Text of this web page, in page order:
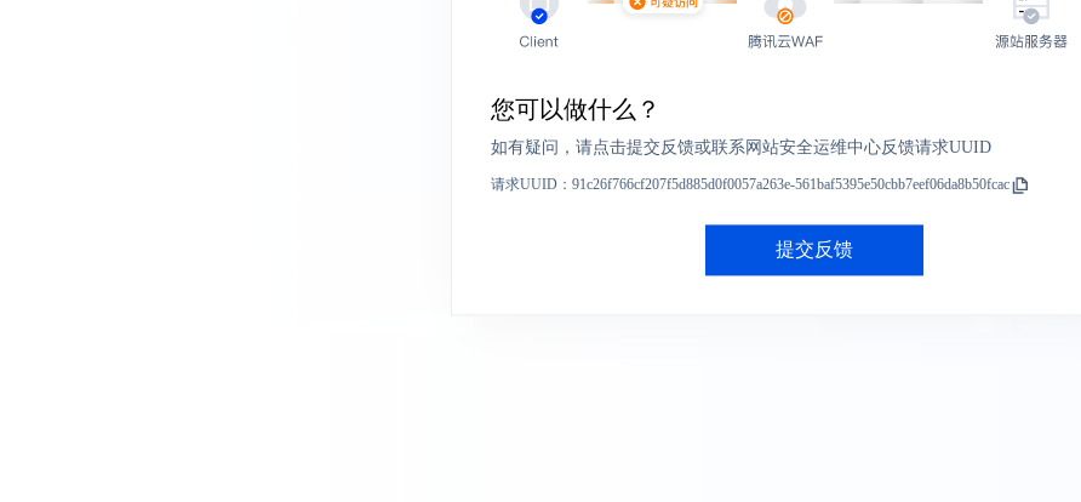
您可以做什么？
如有疑问，请点击提交反馈或联系网站安全运维中心反馈请求UUID
请求UUID： 91c26f766cf207f5d885d0f0057a263e-561baf5395e50cbb7eef06da8b50fcac
提交反馈